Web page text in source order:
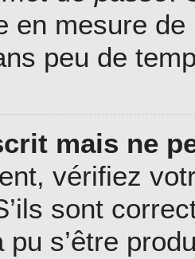
en mesure
peu de
mais ne
vérifiez
sont
pu s’être